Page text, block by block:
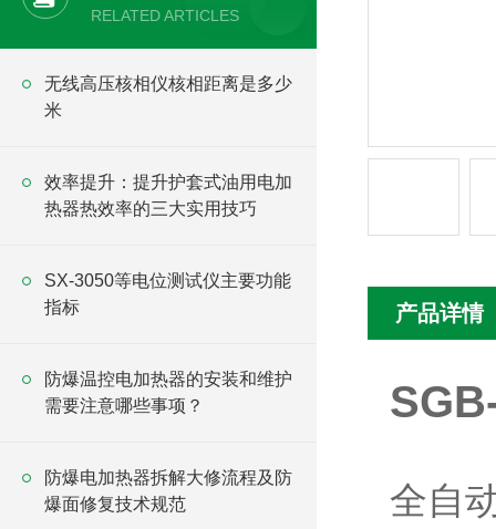
RELATED ARTICLES
无线高压核相仪核相距离是多少
米
效率提升：提升护套式油用电加
热器热效率的三大实用技巧
SX-3050等电位测试仪主要功能
指标
防爆温控电加热器的安装和维护
需要注意哪些事项？
防爆电加热器拆解大修流程及防
爆面修复技术规范
产品详情
全自